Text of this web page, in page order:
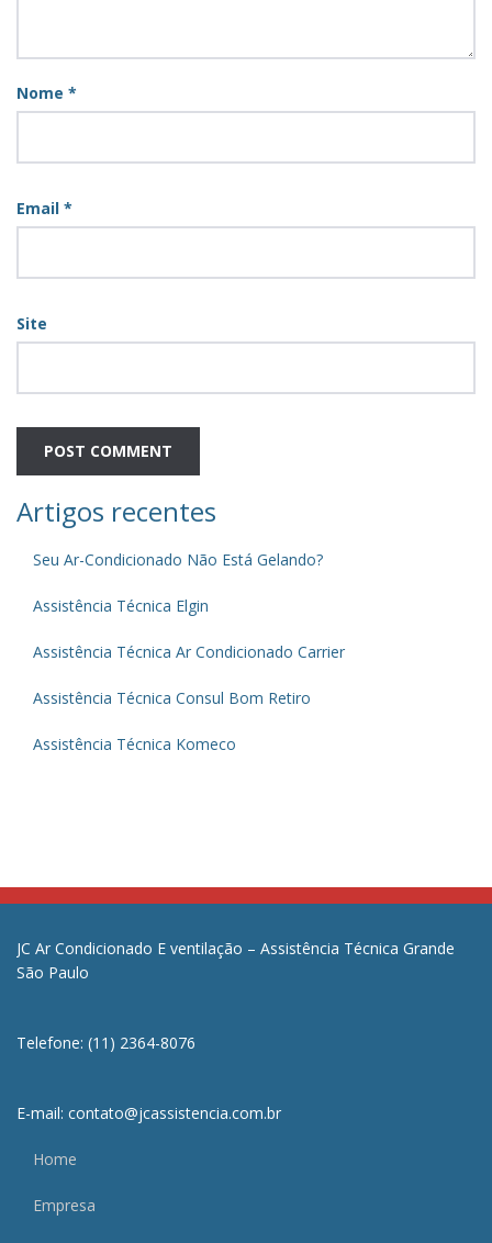
Nome *
Email *
Site
Artigos recentes
Seu Ar-Condicionado Não Está Gelando?
Assistência Técnica Elgin
Assistência Técnica Ar Condicionado Carrier
Assistência Técnica Consul Bom Retiro
Assistência Técnica Komeco
JC Ar Condicionado E ventilação – Assistência Técnica Grande
São Paulo
Telefone: (11) 2364-8076
E-mail: contato@jcassistencia.com.br
Home
Empresa